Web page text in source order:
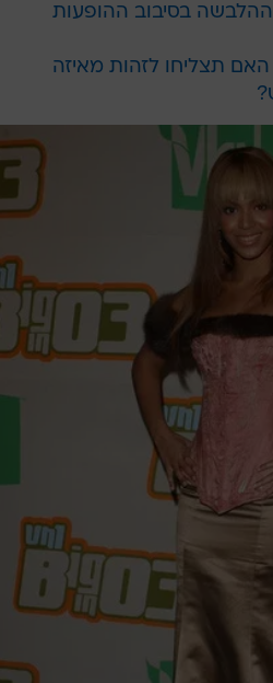
בסיבוב ההופעות
האם תצליחו לזהות מאיזה